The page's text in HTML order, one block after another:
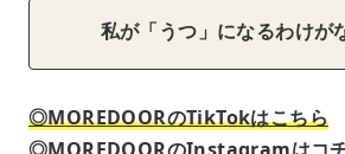
私が「うつ」になるわけが
◎MOREDOORのTikTokはこちら